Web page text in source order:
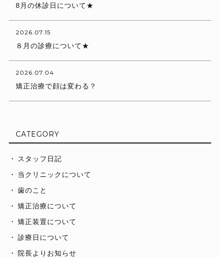
8月の休診日について★
2026.07.15
８月の診療について★
2026.07.04
矯正治療で顔は変わる？
CATEGORY
スタッフ日記
当クリニックについて
歯のこと
矯正治療について
矯正装置について
診療日について
院長よりお知らせ